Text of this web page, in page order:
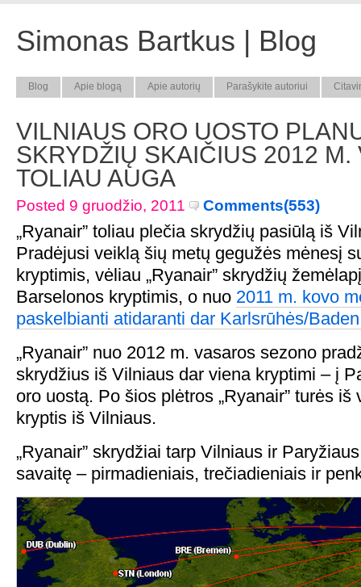
Simonas Bartkus | Blog
Blog Apie blogą Apie autorių Parašykite autoriui
VILNIAUS ORO UOSTO
SKRYDŽIŲ SKAIČIUS 2012 M.
TOLIAU AUGA
Posted 9 gruodžio, 2011 Comments(553)
„Ryanair” toliau plečia skrydžių pasiūlą iš
Pradėjusi veiklą šių metų gegužės mėnesį
kryptimis, vėliau „Ryanair” skrydžių
Barselonos kryptimis, o nuo 2011 m. kovo
paskelbianti atidaranti dar Karlsrūhės/
„Ryanair” nuo 2012 m. vasaros sezono
skrydžius iš Vilniaus dar viena kryptimi – į
oro uostą. Po šios plėtros „Ryanair” turės iš
kryptis iš Vilniaus.
„Ryanair” skrydžiai tarp Vilniaus ir
savaitę – pirmadieniais, trečiadieniais ir